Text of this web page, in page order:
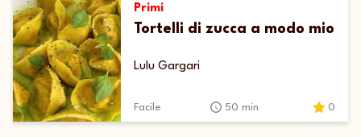
Primi
Tortelli di zucca a modo mio
Lulu Gargari
Facile 50 min 0